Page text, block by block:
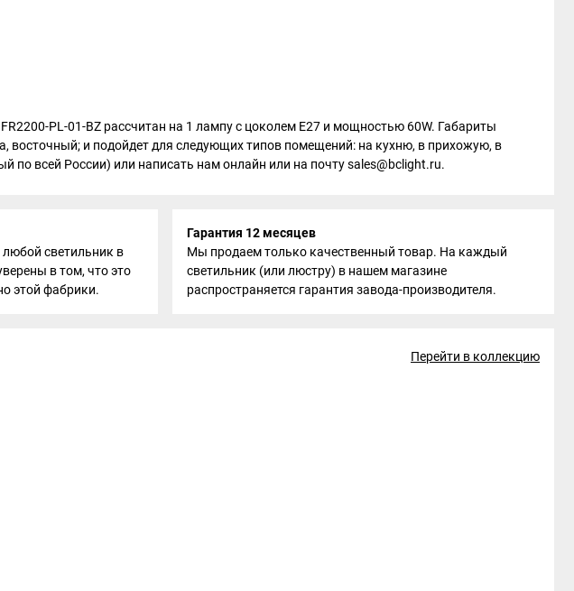
PL-01-BZ рассчитан на 1 лампу с цоколем E27 и мощностью 60W. Габариты
восточный; и подойдет для следующих типов помещений: на кухню, в прихожую, в
по всей России) или написать нам онлайн или на почту sales@bclight.ru.
светильник в
в том, что это
этой фабрики.
Гарантия 12 месяцев
Мы продаем только качественный товар. На каждый
светильник (или люстру) в нашем магазине
распространяется гарантия завода-производителя.
Перейти в коллекцию